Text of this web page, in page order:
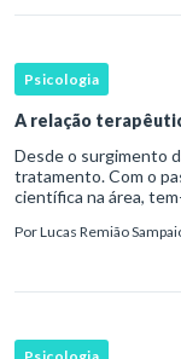
Psicologia
A relação
Desde o surgimento da
tratamento. Com o
científica na área,
PorLucas Remião